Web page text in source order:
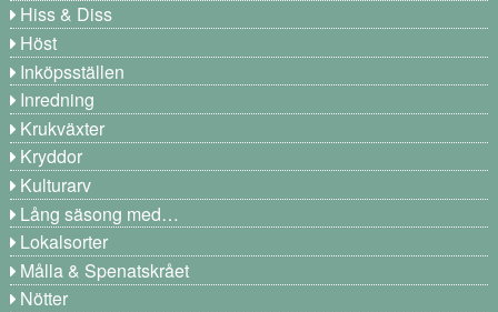
Hiss & Diss
Höst
Inköpsställen
Inredning
Krukväxter
Kryddor
Kulturarv
Lång säsong med…
Lokalsorter
Målla & Spenatskrået
Nötter